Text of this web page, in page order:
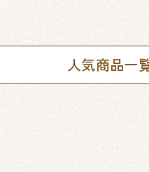
人気商品一